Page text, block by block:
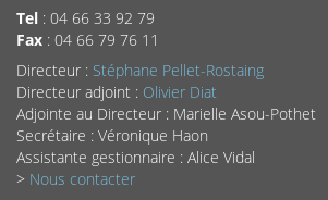
Tel : 04 66 33 92 79
Fax : 04 66 79 76 11
Directeur : Stéphane Pellet-Rostaing
Directeur adjoint : Olivier Diat
Adjointe au Directeur : Marielle Asou-Pothet
Secrétaire : Véronique Haon
Assistante gestionnaire : Alice Vidal
> Nous contacter